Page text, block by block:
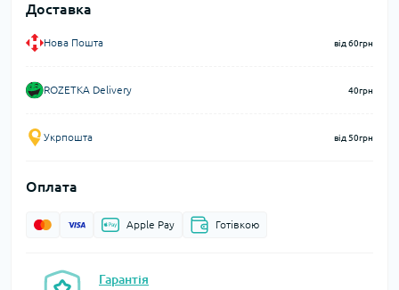
Доставка
Нова Пошта від 60грн
ROZETKA Delivery 40грн
Укрпошта від 50грн
Оплата
Apple Pay Готівкою
Гарантія